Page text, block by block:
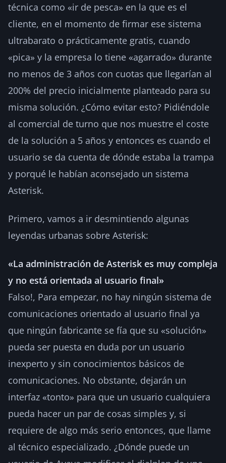
técnica como «ir de pesca» en la que es el
cliente, en el momento de firmar ese sistema
ultrabarato o prácticamente gratis, cuando
«pica» y la empresa lo tiene «agarrado» durante
no menos de 3 años con cuotas que llegarían al
200% del precio inicialmente planteado para su
misma solución. ¿Cómo evitar esto? Pidiéndole
al comercial de turno que nos muestre el coste
de la solución a 5 años y entonces es cuando el
usuario se da cuenta de dónde estaba la trampa
y porqué le habían aconsejado un sistema
Asterisk.
Primero, vamos a ir desmintiendo algunas
leyendas urbanas sobre Asterisk:
«La administración de Asterisk es muy compleja
y no está orientada al usuario final»
Falso!, Para empezar, no hay ningún sistema de
comunicaciones orientado al usuario final ya
que ningún fabricante se fía que su «solución»
pueda ser puesta en duda por un usuario
inexperto y sin conocimientos básicos de
comunicaciones. No obstante, dejarán un
interfaz «tonto» para que un usuario cualquiera
pueda hacer un par de cosas simples y, si
requiere de algo más serio entonces, que llame
al técnico especializado. ¿Dónde puede un